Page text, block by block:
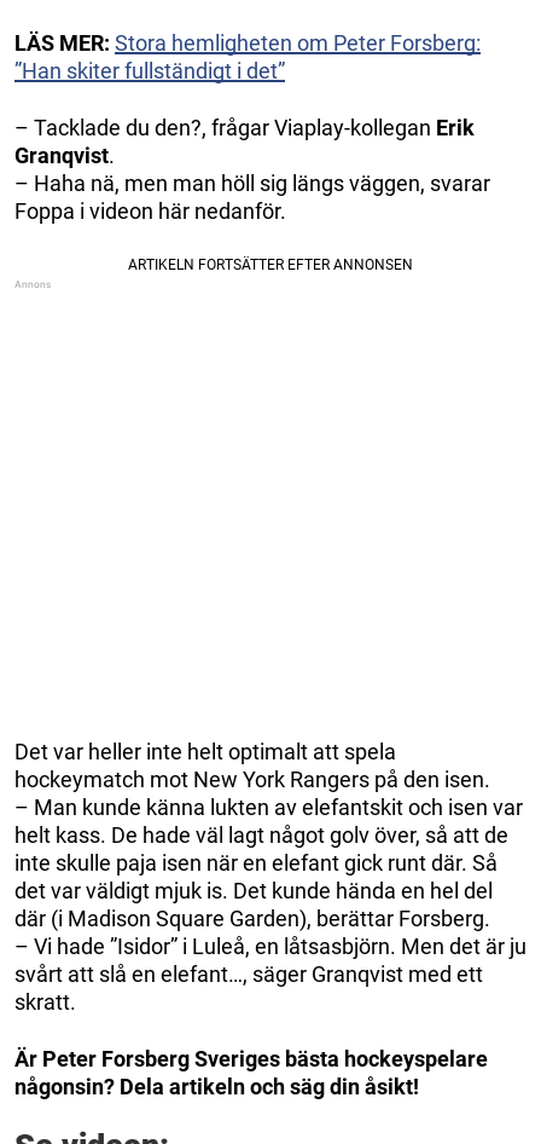
LÄS MER: Stora hemligheten om Peter Forsberg:
”Han skiter fullständigt i det”
– Tacklade du den?, frågar Viaplay-kollegan Erik
Granqvist.
– Haha nä, men man höll sig längs väggen, svarar
Foppa i videon här nedanför.
Det var heller inte helt optimalt att spela
hockeymatch mot New York Rangers på den isen.
– Man kunde känna lukten av elefantskit och isen var
helt kass. De hade väl lagt något golv över, så att de
inte skulle paja isen när en elefant gick runt där. Så
det var väldigt mjuk is. Det kunde hända en hel del
där (i Madison Square Garden), berättar Forsberg.
– Vi hade ”Isidor” i Luleå, en låtsasbjörn. Men det är ju
svårt att slå en elefant…, säger Granqvist med ett
skratt.
Är Peter Forsberg Sveriges bästa hockeyspelare
någonsin? Dela artikeln och säg din åsikt!